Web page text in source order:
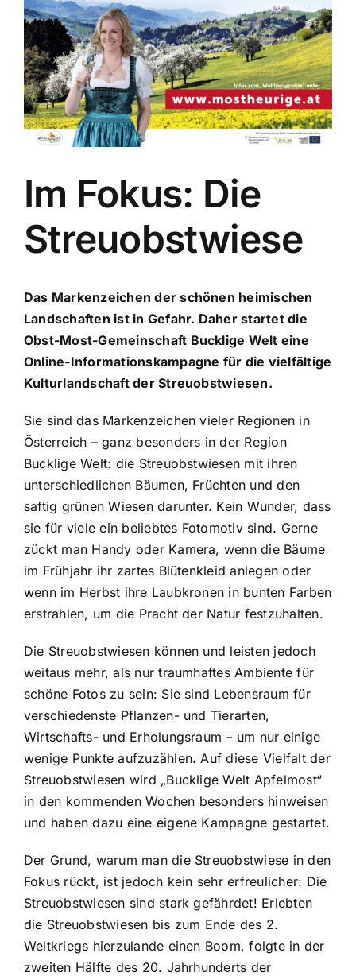
Im Fokus: Die
Streuobstwiese
Das Markenzeichen der schönen heimischen
Landschaften ist in Gefahr. Daher startet die
Obst-Most-Gemeinschaft Bucklige Welt eine
Online-Informationskampagne für die vielfältige
Kulturlandschaft der Streuobstwiesen.
Sie sind das Markenzeichen vieler Regionen in
Österreich – ganz besonders in der Region
Bucklige Welt: die Streuobstwiesen mit ihren
unterschiedlichen Bäumen, Früchten und den
saftig grünen Wiesen darunter. Kein Wunder, dass
sie für viele ein beliebtes Fotomotiv sind. Gerne
zückt man Handy oder Kamera, wenn die Bäume
im Frühjahr ihr zartes Blütenkleid anlegen oder
wenn im Herbst ihre Laubkronen in bunten Farben
erstrahlen, um die Pracht der Natur festzuhalten.
Die Streuobstwiesen können und leisten jedoch
weitaus mehr, als nur traumhaftes Ambiente für
schöne Fotos zu sein: Sie sind Lebensraum für
verschiedenste Pflanzen- und Tierarten,
Wirtschafts- und Erholungsraum – um nur einige
wenige Punkte aufzuzählen. Auf diese Vielfalt der
Streuobstwiesen wird „Bucklige Welt Apfelmost“
in den kommenden Wochen besonders hinweisen
und haben dazu eine eigene Kampagne gestartet.
Der Grund, warum man die Streuobstwiese in den
Fokus rückt, ist jedoch kein sehr erfreulicher: Die
Streuobstwiesen sind stark gefährdet! Erlebten
die Streuobstwiesen bis zum Ende des 2.
Weltkriegs hierzulande einen Boom, folgte in der
zweiten Hälfte des 20. Jahrhunderts der